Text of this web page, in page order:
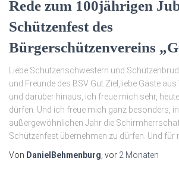
Rede zum 100jährigen
Schützenfest des
Bürgerschützenvereins
Liebe Schützenschwestern und
und Freunde des BSV Gut Ziel,liebe Gäste
und darüber hinaus, ich freue mich sehr,
dürfen. Und ich freue mich ganz besonders,
außergewöhnlichen Jahr die
Schützenfest übernehmen zu dürfen. Und für
Von DanielBehmenburg, vor 2 Monaten